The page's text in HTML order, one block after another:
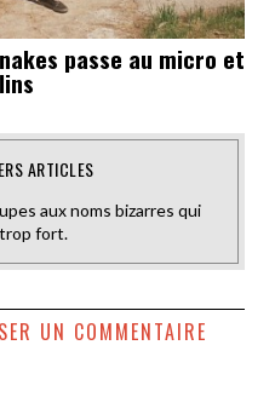
passe au micro et
ARTICLES
aux noms bizarres qui
fort.
UN COMMENTAIRE